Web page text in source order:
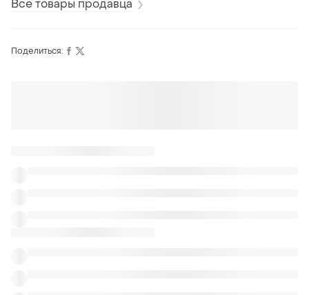
Все товары продавца
Поделиться: